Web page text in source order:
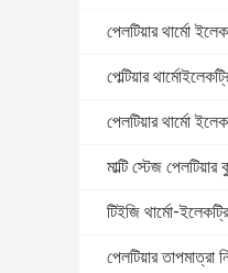
পেলটিয়ার থার্মো
পেল্টিয়ার
পেলটিয়ার থার্মো
মাল্টি স্টেজ পেলটিয়ার
টিইজি থার্মো-
পেলটিয়ার তাপমাত্রা